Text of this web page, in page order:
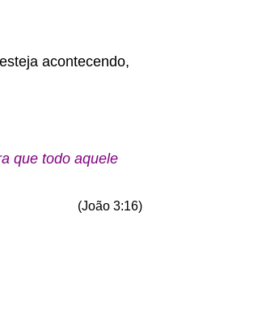
acontecendo,
que todo aquele
(João 3:16)